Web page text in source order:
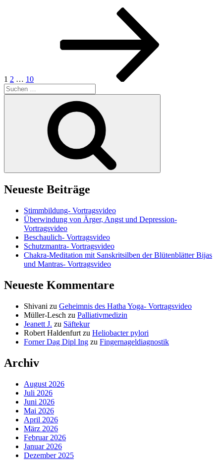
1 2 … 10
Suchen
nach:
Neueste Beiträge
Stimmbildung- Vortragsvideo
Überwindung von Ärger, Angst und Depression-
Vortragsvideo
Beschaulich- Vortragsvideo
Schutzmantra- Vortragsvideo
Chakra-Meditation mit Sanskritsilben der Blütenblätter Bijas
und Mantras- Vortragsvideo
Neueste Kommentare
Shivani zu Geheimnis des Hatha Yoga- Vortragsvideo
Müller-Lesch zu Palliativmedizin
Jeanett J. zu Säftekur
Robert Haldenfurt zu Heliobacter pylori
Forner Dag Dipl Ing zu Fingernageldiagnostik
Archiv
August 2026
Juli 2026
Juni 2026
Mai 2026
April 2026
März 2026
Februar 2026
Januar 2026
Dezember 2025